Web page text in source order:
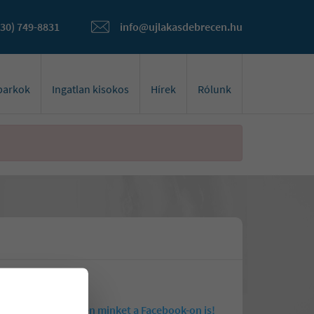
info@ujlakasdebrecen.hu
749-8831
Ingatlan kisokos Hírek Rólunk
Kövessen minket a Facebook-on is!